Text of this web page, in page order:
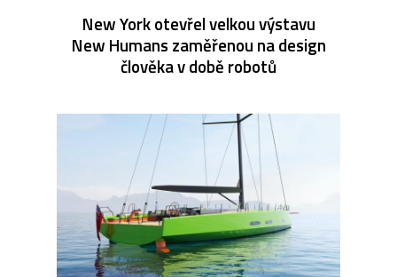
New York otevřel velkou výstavu
New Humans zaměřenou na design
člověka v době robotů